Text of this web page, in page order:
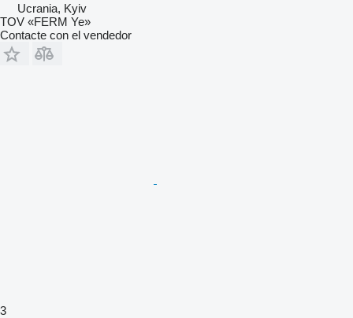
Ucrania, Kyiv
TOV «FERM Ye»
Contacte con el vendedor
3